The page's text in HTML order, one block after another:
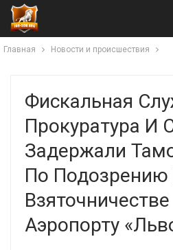
Главная Новости и происшествия
Фискальная
Прокуратура И
Задержали
По Подозрению
Аэропорту